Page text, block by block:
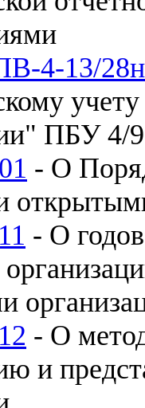
4-13/28н
ПБУ 4/
- О
- О
- О
и